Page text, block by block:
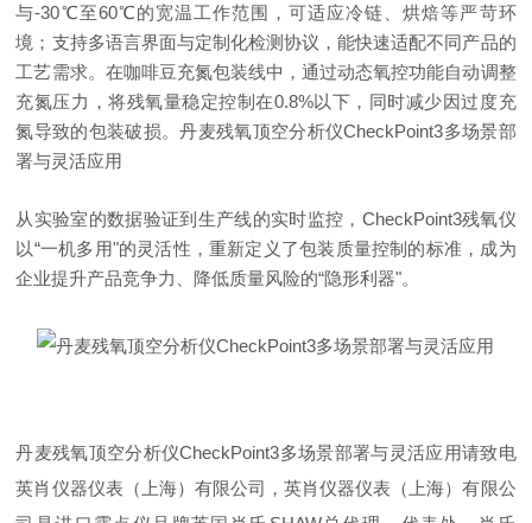
与-30℃至60℃的宽温工作范围，可适应冷链、烘焙等严苛环
境；支持多语言界面与定制化检测协议，能快速适配不同产品的
工艺需求。在咖啡豆充氮包装线中，通过动态氧控功能自动调整
充氮压力，将残氧量稳定控制在0.8%以下，同时减少因过度充
氮导致的包装破损。丹麦残氧顶空分析仪CheckPoint3多场景部
署与灵活应用
从实验室的数据验证到生产线的实时监控，CheckPoint3残氧仪
以“一机多用"的灵活性，重新定义了包装质量控制的标准，成为
企业提升产品竞争力、降低质量风险的“隐形利器"。
丹麦残氧顶空分析仪CheckPoint3多场景部署与灵活应用请致电
英肖仪器仪表（上海）有限公司，英肖仪器仪表（上海）有限公